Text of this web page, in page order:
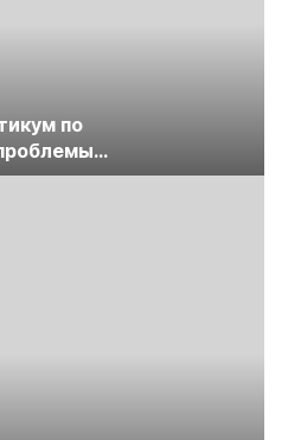
по
экспертизы